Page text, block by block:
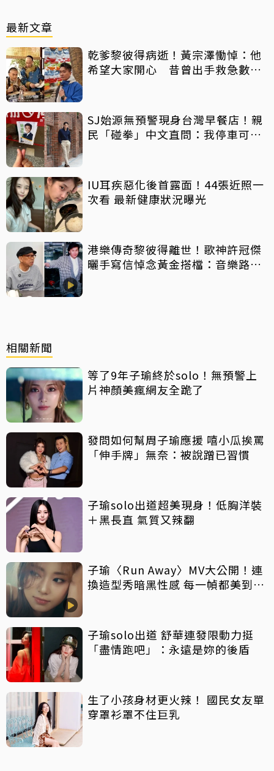
最新文章
乾爹黎彼得病逝！黃宗澤慟悼：他
希望大家開心 昔曾出手救急數十
SJ始源無預警現身台灣早餐店！親
民「碰拳」中文直問：我停車可以
IU耳疾惡化後首露面！44張近照一
次看 最新健康狀況曝光
港樂傳奇黎彼得離世！歌神許冠傑
曬手寫信悼念黃金搭檔：音樂路上
相關新聞
等了9年子瑜終於solo！無預警上
片神顏美瘋網友全跪了
發問如何幫周子瑜應援 嘻小瓜挨罵
「伸手牌」無奈：被說蹭已習慣
子瑜solo出道超美現身！低胸洋裝
＋黑長直 氣質又辣翻
子瑜〈Run Away〉MV大公開！連
換造型秀暗黑性感 每一幀都美到不
子瑜solo出道 舒華連發限動力挺
「盡情跑吧」：永遠是妳的後盾
生了小孩身材更火辣！ 國民女友單
穿罩衫罩不住巨乳